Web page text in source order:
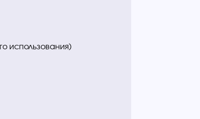
использования)